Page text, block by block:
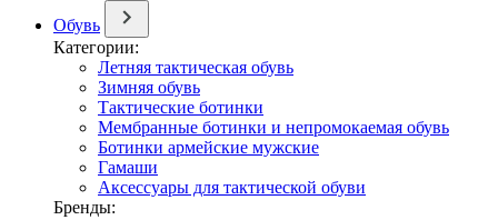
Обувь
Категории:
Летняя тактическая обувь
Зимняя обувь
Тактические ботинки
Мембранные ботинки и непромокаемая обувь
Ботинки армейские мужские
Гамаши
Аксессуары для тактической обуви
Бренды: